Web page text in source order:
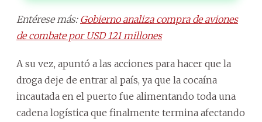
Entérese más: Gobierno analiza compra de aviones
de combate por USD 121 millones
A su vez, apuntó a las acciones para hacer que la
droga deje de entrar al país, ya que la cocaína
incautada en el puerto fue alimentando toda una
cadena logística que finalmente termina afectando